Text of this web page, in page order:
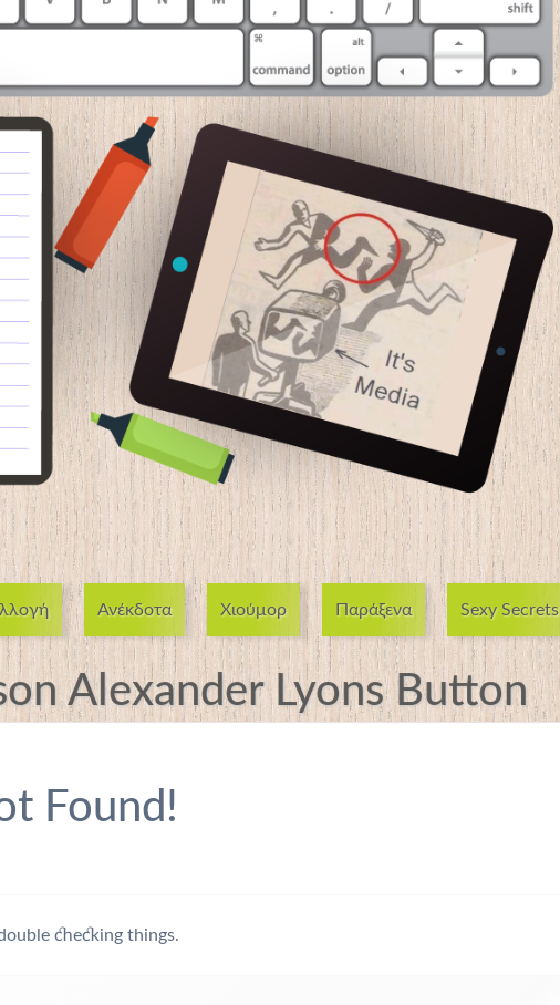
Ανέκδοτα Χιούμορ Παράξενα Sexy Secrets
Alexander Lyons Button
Found!
checking things.